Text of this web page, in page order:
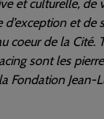
et culturelle, de
et de
coeur de la Cité.
sont les
Fondation Jean-